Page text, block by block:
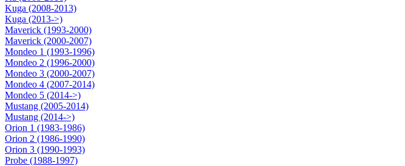
Kuga (2008-2013)
Kuga (2013->)
Maverick (1993-2000)
Maverick (2000-2007)
Mondeo 1 (1993-1996)
Mondeo 2 (1996-2000)
Mondeo 3 (2000-2007)
Mondeo 4 (2007-2014)
Mondeo 5 (2014->)
Mustang (2005-2014)
Mustang (2014->)
Orion 1 (1983-1986)
Orion 2 (1986-1990)
Orion 3 (1990-1993)
Probe (1988-1997)